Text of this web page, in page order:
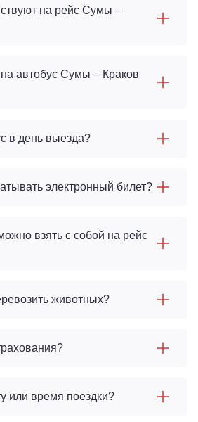
на рейс Сумы –
на автобус Сумы – Краков
в день выезда?
электронный билет?
взять с собой на рейс
животных?
или время поездки?